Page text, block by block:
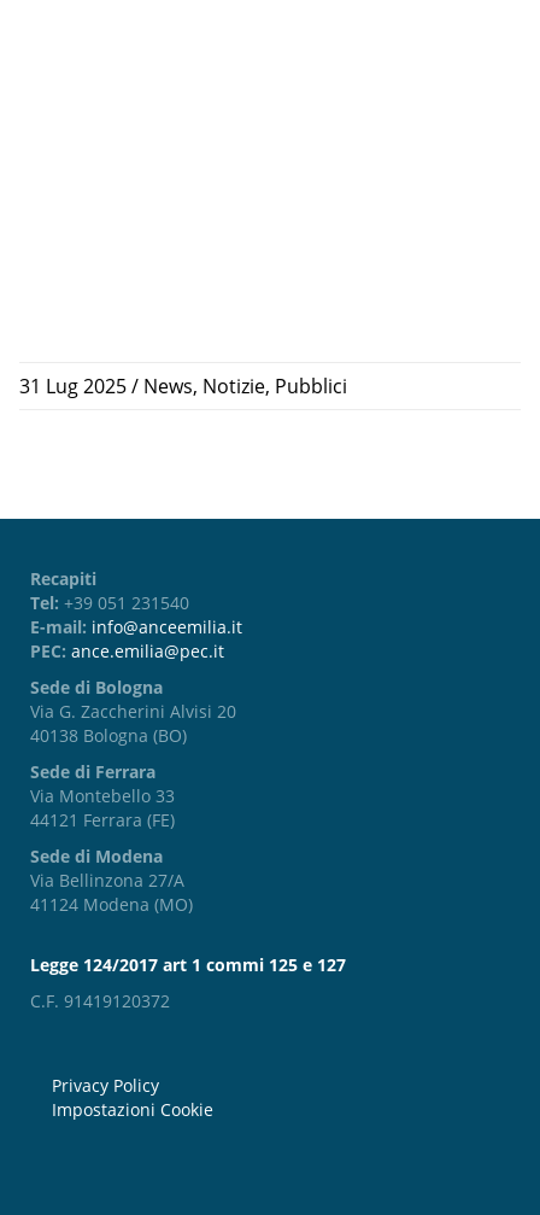
31 Lug 2025/ News, Notizie, Pubblici
Recapiti
Tel: +39 051 231540
E-mail: info@anceemilia.it
PEC: ance.emilia@pec.it
Sede di Bologna
Via G. Zaccherini Alvisi 20
40138 Bologna (BO)
Sede di Ferrara
Via Montebello 33
44121 Ferrara (FE)
Sede di Modena
Via Bellinzona 27/A
41124 Modena (MO)
Legge 124/2017 art 1 commi 125 e 127
C.F. 91419120372
Privacy Policy
Impostazioni Cookie